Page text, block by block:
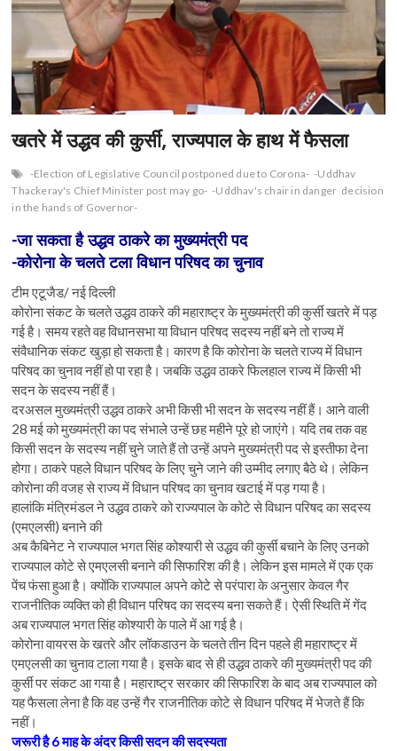
खतरे में उद्धव की कुर्सी, राज्यपाल के हाथ में फैसला
-Election of Legislative Council postponed due to Corona- -Uddhav
Thackeray's Chief Minister post may go- -Uddhav's chair in danger decision
in the hands of Governor-
-जा सकता है उद्धव ठाकरे का मुख्यमंत्री पद
-कोरोना के चलते टला विधान परिषद का चुनाव
टीम एटूजैड/ नई दिल्ली
कोरोना संकट के चलते उद्धव ठाकरे की महाराष्ट्र के मुख्यमंत्री की कुर्सी खतरे में पड़
गई है। समय रहते वह विधानसभा या विधान परिषद सदस्य नहीं बने तो राज्य में
संवैधानिक संकट खुड़ा हो सकता है। कारण है कि कोरोना के चलते राज्य में विधान
परिषद का चुनाव नहीं हो पा रहा है। जबकि उद्धव ठाकरे फिलहाल राज्य में किसी भी
सदन के सदस्य नहीं हैं।
दरअसल मुख्यमंत्री उद्धव ठाकरे अभी किसी भी सदन के सदस्य नहीं हैं। आने वाली
28 मई को मुख्यमंत्री का पद संभाले उन्हें छह महीने पूरे हो जाएंगे। यदि तब तक वह
किसी सदन के सदस्य नहीं चुने जाते हैं तो उन्हें अपने मुख्यमंत्री पद से इस्तीफा देना
होगा। ठाकरे पहले विधान परिषद के लिए चुने जाने की उम्मीद लगाए बैठे थे। लेकिन
कोरोना की वजह से राज्य में विधान परिषद का चुनाव खटाई में पड़ गया है।
हालांकि मंत्रिमंडल ने उद्धव ठाकरे को राज्यपाल के कोटे से विधान परिषद का सदस्य
(एमएलसी) बनाने की
अब कैबिनेट ने राज्यपाल भगत सिंह कोश्यारी से उद्धव की कुर्सी बचाने के लिए उनको
राज्यपाल कोटे से एमएलसी बनाने की सिफारिश की है। लेकिन इस मामले में एक एक
पेंच फंसा हुआ है। क्योंकि राज्यपाल अपने कोटे से परंपारा के अनुसार केवल गैर
राजनीतिक व्यक्ति को ही विधान परिषद का सदस्य बना सकते हैं। ऐसी स्थिति में गेंद
अब राज्यपाल भगत सिंह कोश्यारी के पाले में आ गई है।
कोरोना वायरस के खतरे और लॉकडाउन के चलते तीन दिन पहले ही महाराष्ट्र में
एमएलसी का चुनाव टाला गया है। इसके बाद से ही उद्धव ठाकरे की मुख्यमंत्री पद की
कुर्सी पर संकट आ गया है। महाराष्ट्र सरकार की सिफारिश के बाद अब राज्यपाल को
यह फैसला लेना है कि वह उन्हें गैर राजनीतिक कोटे से विधान परिषद में भेजते हैं कि
नहीं।
जरूरी है 6 माह के अंदर किसी सदन की सदस्यता